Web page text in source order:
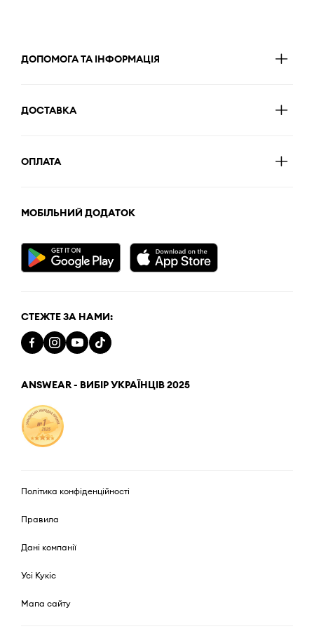
ДОПОМОГА ТА ІНФОРМАЦІЯ
ДОСТАВКА
ОПЛАТА
МОБІЛЬНИЙ ДОДАТОК
СТЕЖТЕ ЗА НАМИ:
ANSWEAR - ВИБІР УКРАЇНЦІВ 2025
Політика конфіденційності
Правила
Дані компанії
Усі Кукіс
Мапа сайту